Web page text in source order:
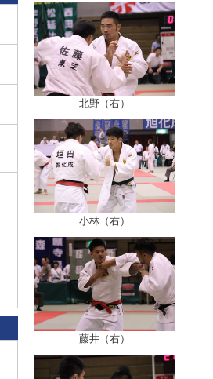
北野（右）
小林（右）
藤井（右）